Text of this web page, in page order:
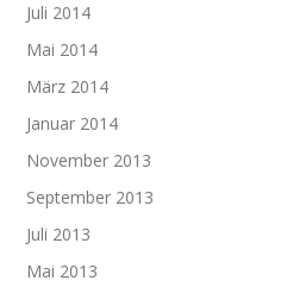
Juli 2014
Mai 2014
März 2014
Januar 2014
November 2013
September 2013
Juli 2013
Mai 2013